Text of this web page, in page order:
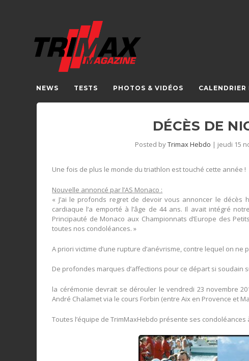
NEWS TESTS PHOTOS & VIDÉOS CALENDRIER
DÉCÈS DE
Posted byTrimax Hebdo | jeudi 15
Une fois de plus le monde du triathlon est touché cette année !
Nouvelle annoncé par l’AS Monaco :
« J’ai le profonds regret de devoir vous annoncer le
cardiaque l’a emporté à l’âge de 44 ans. Il avait intégré
Principauté de Monaco aux Championnats d’Europe des
toutes nos condoléances. »
A priori victime d’une rupture d’anévrisme, contre lequel on ne
De profondes marques d’affections pour ce départ si soudain
la cérémonie devrait se dérouler le vendredi 23 novembre
André Chalamet via le cours Forbin (entre Aix en Provence et
Toutes l’équipe de TrimMaxHebdo présente ses